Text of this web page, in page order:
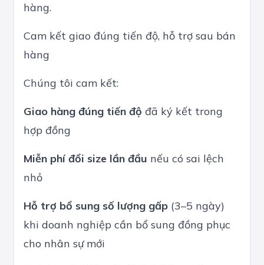
hàng.
Cam kết giao đúng tiến độ, hỗ trợ sau bán
hàng
Chúng tôi cam kết:
Giao hàng đúng tiến độ đã ký kết trong
hợp đồng
Miễn phí đổi size lần đầu nếu có sai lệch
nhỏ
Hỗ trợ bổ sung số lượng gấp (3–5 ngày)
khi doanh nghiệp cần bổ sung đồng phục
cho nhân sự mới